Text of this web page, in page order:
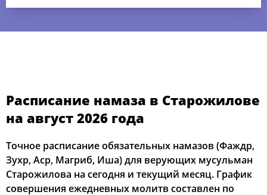
Расписание намаза в Старожилове
на август 2026 года
Точное расписание обязательных намазов (Фаждр,
Зухр, Аср, Магриб, Иша) для верующих мусульман
Старожилова на сегодня и текущий месяц. График
совершения ежедневных молитв составлен по